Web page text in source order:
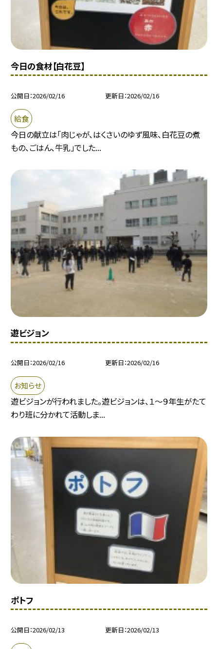
今日の食材【白花豆】
公開日 2026/02/16 更新日 2026/02/16
給食
今日の献立は「肉じゃが、はくさいのゆず風味、白花豆の煮
もの、ごはん、牛乳」でした...
遊ビジョン
公開日 2026/02/16 更新日 2026/02/16
お知らせ
遊ビジョンが行われました。遊ビジョンは、１～９年生がたて
わり班に分かれて活動しま...
ポトフ
公開日 2026/02/13 更新日 2026/02/13